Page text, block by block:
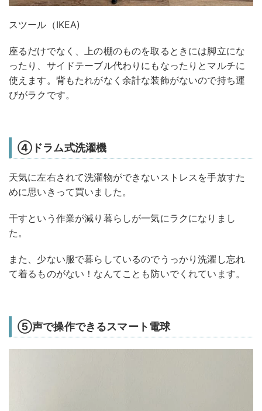
スツール（IKEA)
座るだけでなく、上の棚のものを取るときには脚立にな
ったり、サイドテーブル代わりにもなったりとマルチに
使えます。背もたれがなく余計な装飾がないので持ち運
びがラクです。
④ドラム式洗濯機
天気に左右されて洗濯物ができないストレスを手放すた
めに思いきって買いました。
干すという作業が減り暮らしが一気にラクになりまし
た。
また、少ない服で暮らしているのでうっかり洗濯し忘れ
て着るものがない！なんてことも防いでくれています。
⑤声で操作できるスマート電球